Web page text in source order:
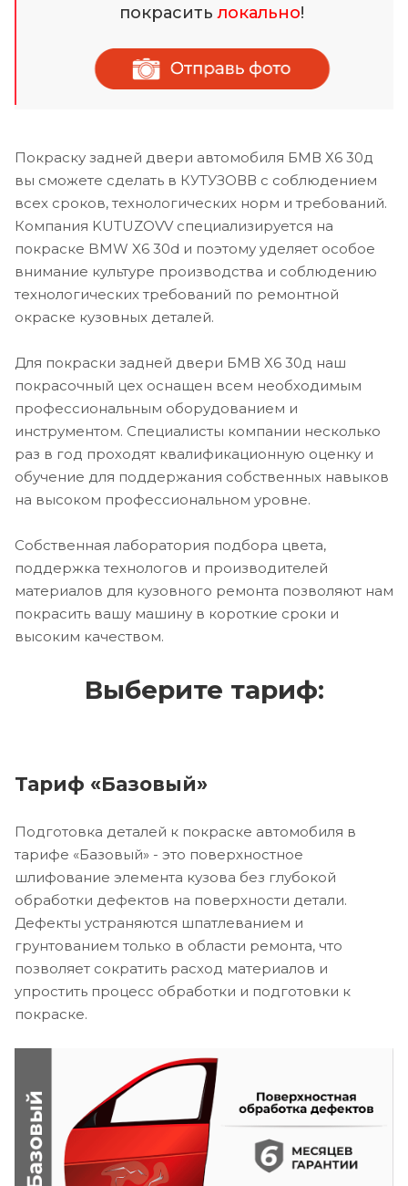
покраситьлокально!
Покраску задней двери автомобиля БМВ Х6 30д
вы сможете сделать в КУТУЗОВВ с соблюдением
всех сроков, технологических норм и требований.
Компания KUTUZOVV специализируется на
покраске BMW X6 30d и поэтому уделяет особое
внимание культуре производства и соблюдению
технологических требований по ремонтной
окраске кузовных деталей.
Для покраски задней двери БМВ Х6 30д наш
покрасочный цех оснащен всем необходимым
профессиональным оборудованием и
инструментом. Специалисты компании несколько
раз в год проходят квалификационную оценку и
обучение для поддержания собственных навыков
на высоком профессиональном уровне.
Собственная лаборатория подбора цвета,
поддержка технологов и производителей
материалов для кузовного ремонта позволяют нам
покрасить вашу машину в короткие сроки и
высоким качеством.
Выберите тариф:
Тариф «Базовый»
Подготовка деталей к покраске автомобиля в
тарифе «Базовый» - это поверхностное
шлифование элемента кузова без глубокой
обработки дефектов на поверхности детали.
Дефекты устраняются шпатлеванием и
грунтованием только в области ремонта, что
позволяет сократить расход материалов и
упростить процесс обработки и подготовки к
покраске.